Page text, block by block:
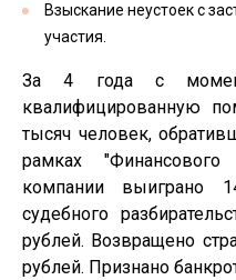
Взыскание неустоек с
участия.
За 4 года с
квалифицированную
тысяч человек,
рамках
компании выиграно
судебного
рублей. Возвращено
рублей. Признано